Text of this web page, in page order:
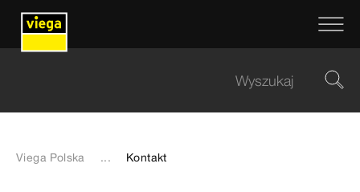
Viega Polska ... Kontakt